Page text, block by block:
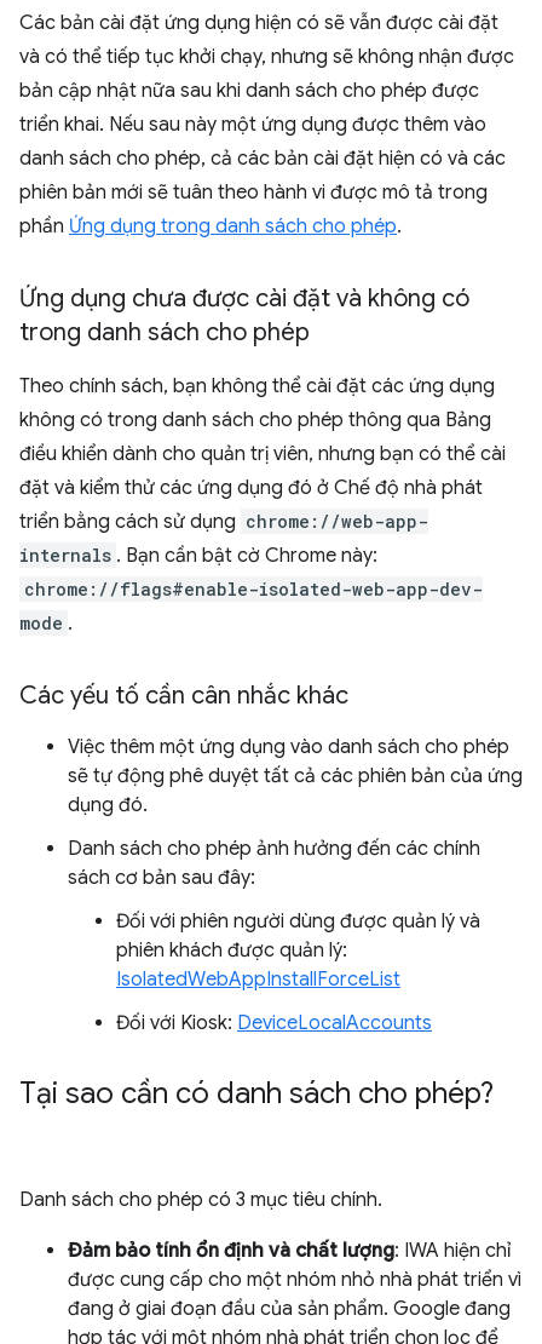
Các bản cài đặt ứng dụng hiện có sẽ vẫn được cài đặt
và có thể tiếp tục khởi chạy, nhưng sẽ không nhận được
bản cập nhật nữa sau khi danh sách cho phép được
triển khai. Nếu sau này một ứng dụng được thêm vào
danh sách cho phép, cả các bản cài đặt hiện có và các
phiên bản mới sẽ tuân theo hành vi được mô tả trong
phần Ứng dụng trong danh sách cho phép.
Ứng dụng chưa được cài đặt và không có
trong danh sách cho phép
Theo chính sách, bạn không thể cài đặt các ứng dụng
không có trong danh sách cho phép thông qua Bảng
điều khiển dành cho quản trị viên, nhưng bạn có thể cài
đặt và kiểm thử các ứng dụng đó ở Chế độ nhà phát
triển bằng cách sử dụng chrome://web-app-
internals . Bạn cần bật cờ Chrome này:
chrome://flags#enable-isolated-web-app-dev-
mode .
Các yếu tố cần cân nhắc khác
Việc thêm một ứng dụng vào danh sách cho phép
sẽ tự động phê duyệt tất cả các phiên bản của ứng
dụng đó.
Danh sách cho phép ảnh hưởng đến các chính
sách cơ bản sau đây:
Đối với phiên người dùng được quản lý và
phiên khách được quản lý:
IsolatedWebAppInstallForceList
Đối với Kiosk: DeviceLocalAccounts
Tại sao cần có danh sách cho phép?
Danh sách cho phép có 3 mục tiêu chính.
Đảm bảo tính ổn định và chất lượng: IWA hiện chỉ
được cung cấp cho một nhóm nhỏ nhà phát triển vì
đang ở giai đoạn đầu của sản phẩm. Google đang
hợp tác với một nhóm nhà phát triển chọn lọc để